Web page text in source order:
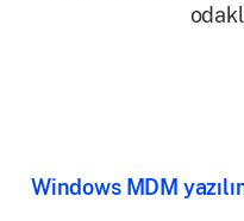
Windows MDM